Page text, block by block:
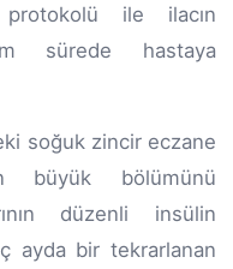
ile ilacın
sürede hastaya
soğuk zincir eczane
büyük bölümünü
düzenli insülin
ayda bir tekrarlanan